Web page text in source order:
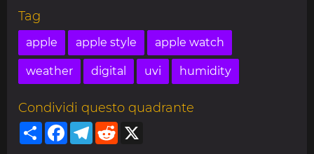
Tag
apple apple style apple watch
weather digital uvi humidity
Condividi questo quadrante
ShareFacebookTelegram
Reddit